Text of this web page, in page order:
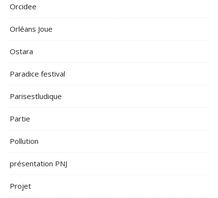
Orcidee
Orléans Joue
Ostara
Paradice festival
Parisestludique
Partie
Pollution
présentation PNJ
Projet